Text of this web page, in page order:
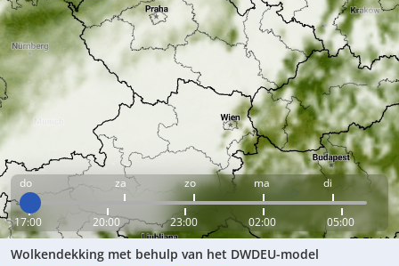
do za zo ma di
17:00 20:00 23:00 02:00 05:00
Wolkendekking met behulp van het DWDEU-model